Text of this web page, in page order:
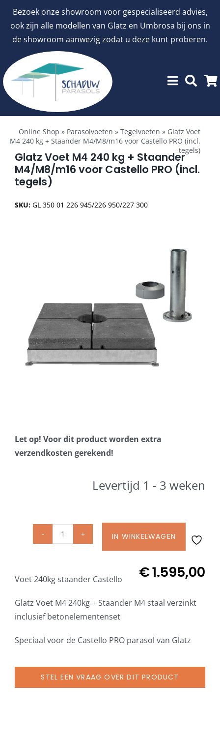
Bezoek onze showroom voor gespecialiseerd advies,
ook zijn alle modellen van Glatz en Umbrosa bij ons in
de showroom aanwezig zodat u deze kunt proberen.
inhoud
Toggle
Navigation
aanbiedingen
Stokparasols
Schaduwdoeken
Snel leverbaar
Beschermhoezen
Glatz parasoldoeken
Glatz stofstalen collectie Sampleboeken
Umbrosa en Paraflex parasoldoeken
Onze merken
Online Shop » Parasolvoeten » Tegelvoeten » Glatz Voet
M4 240 kg + Staander M4/M8/m16 voor Castello PRO (incl.
tegels)
Glatz Voet M4 240 kg + Staander
M4/M8/m16 voor Castello PRO (incl.
tegels)
SKU: GL 350 01 226 945/226 950/227 300
Let op! Voor dit product worden extra
verzendkosten gerekend!
Levertijd 1 - 3 weken
Glatz
240
+
Staander
M4/M8/m16
PRO
(incl.
IN WINKELWAGEN
€1.595,00
Voet 240kg staander Castello
Glatz Voet M4 240kg + Staander M4 staal verzinkt
inclusief betonelementenset
Speciaal voor de Castello PRO parasol van Glatz
STEL EEN VRAAG OVER DIT PRODUCT